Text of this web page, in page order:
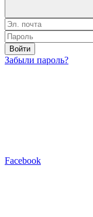
Войти
Забыли пароль?
Facebook